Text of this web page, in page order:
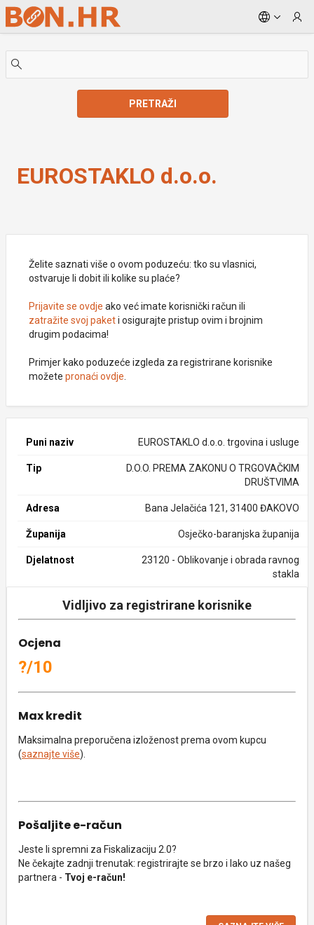
Skip to Main Content
PRETRAŽI
EUROSTAKLO d.o.o.
Želite saznati više o ovom poduzeću: tko su vlasnici,
ostvaruje li dobit ili kolike su plaće?
Prijavite se ovdje ako već imate korisnički račun ili
zatražite svoj paketi osigurajte pristup ovim i brojnim
drugim podacima!
Primjer kako poduzeće izgleda za registrirane korisnike
možete pronaći ovdje
Puni naziv EUROSTAKLO d.o.o. trgovina i usluge
Tip
D.O.O. PREMA ZAKONU O TRGOVAČKIM
DRUŠTVIMA
Adresa Bana Jelačića 121, 31400 ĐAKOVO
Županija Osječko-baranjska županija
Djelatnost
23120 - Oblikovanje i obrada ravnog
stakla
Vidljivo za registrirane korisnike
Ocjena
?/10
Max kredit
Maksimalna preporučena izloženost prema ovom kupcu
(saznajte više).
Pošaljite e-račun
Jeste li spremni za Fiskalizaciju 2.0?
Ne čekajte zadnji trenutak: registrirajte se brzo i lako uz našeg
partnera - Tvoj e-račun!